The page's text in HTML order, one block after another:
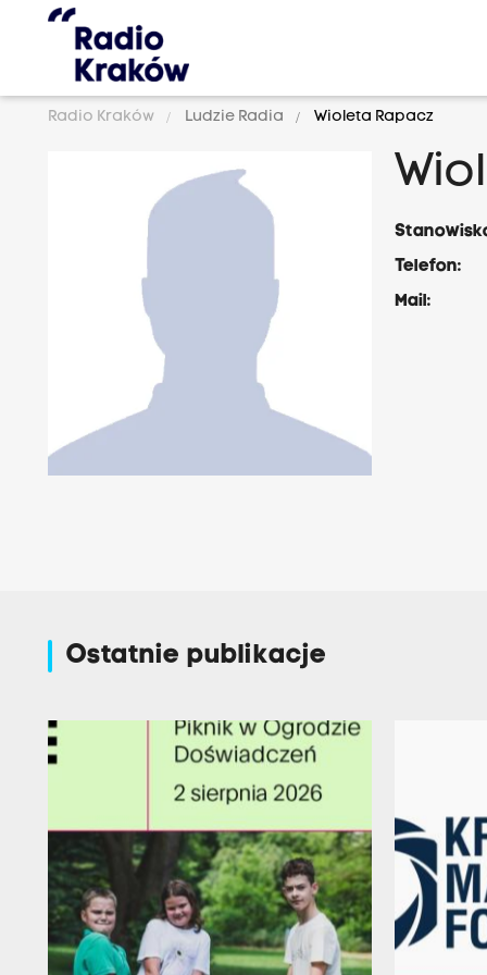
Radio Kraków Ludzie Radia Wioleta Rapacz
Telefon:
Mail:
Ostatnie publikacje